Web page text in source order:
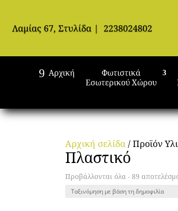
Λαμίας 67, Στυλίδα | 2238024802
Αρχική
Φωτιστικά
Εσωτερικού Χώρου
Αρχική σελίδα / Προϊόν
Πλαστικό
Προβάλλονται όλα - 89